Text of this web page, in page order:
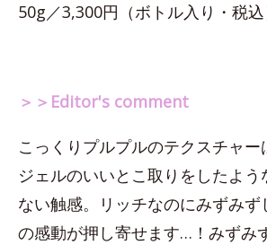
50g／3,300円（ボトル入り・税込
＞＞Editor's comment
こっくりプルプルのテクスチャー
ジェルのいいとこ取りをしたよう
ない触感。リッチなのにみずみず
の感動が押し寄せます…！みずみ